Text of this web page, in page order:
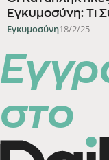
Εγκυμοσύνη: Τι
Εγκυμοσύνη18/2/25
στο